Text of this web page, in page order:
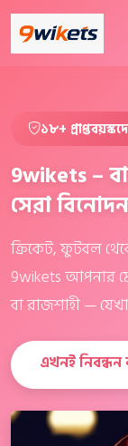
১৮+
9wikets –
সেরা
ক্রিকেট, ফুটবল
9wikets আপনার
বা রাজশাহী —
এখনই